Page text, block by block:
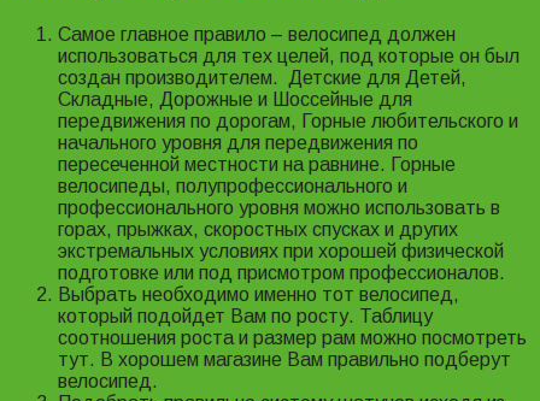
Самое главное правило – велосипед должен
использоваться для тех целей, под которые он был
создан производителем. Детские для Детей,
Складные, Дорожные и Шоссейные для
передвижения по дорогам, Горные любительского и
начального уровня для передвижения по
пересеченной местности на равнине. Горные
велосипеды, полупрофессионального и
профессионального уровня можно использовать в
горах, прыжках, скоростных спусках и других
экстремальных условиях при хорошей физической
подготовке или под присмотром профессионалов.
Выбрать необходимо именно тот велосипед,
который подойдет Вам по росту. Таблицу
соотношения роста и размер рам можно посмотреть
тут. В хорошем магазине Вам правильно подберут
велосипед.